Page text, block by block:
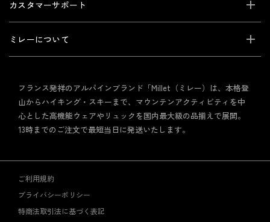
カスタマーサポート
ミレーについて
フランス発祥のアルパインブランド「Millet（ミレー）は、本格登
山からハイキング・スキーまで、マウンテンアクティビティを中
心とした高機能ウェアやリュックを国内最大級の品揃えで展開。
13時までのご注文で最短当日に発送いたします。
ご利用規約
プライバシーポリシー
特商法取引法に基づく表記